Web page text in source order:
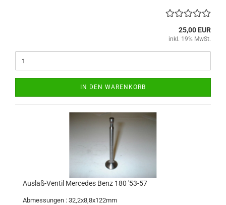
25,00 EUR
inkl. 19% MwSt.
IN DEN WARENKORB
Auslaß-Ventil Mercedes Benz 180 '53-57
Abmessungen : 32,2x8,8x122mm